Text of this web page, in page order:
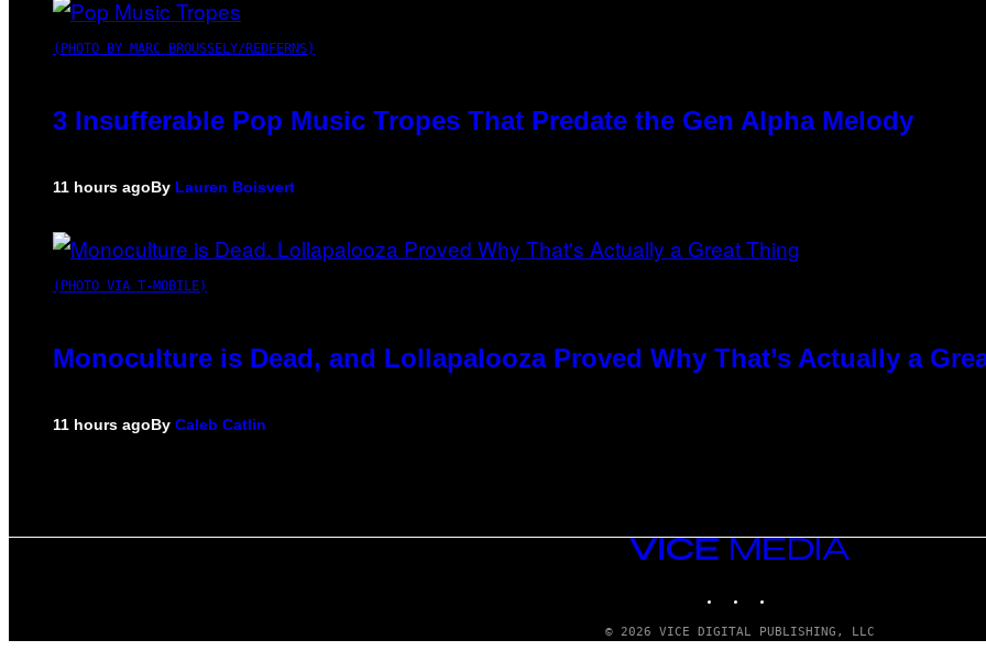
(PHOTO BY MARC BROUSSELY/REDFERNS)
3 Insufferable Pop Music Tropes That Predate the Gen Alpha Melody
11 hours agoBy Lauren Boisvert
(PHOTO VIA T-MOBILE)
Monoculture is Dead, and Lollapalooza Proved Why That’s Actually a
11 hours agoBy Caleb Catlin
VICE
MEDIA
© 2026 VICE DIGITAL PUBLISHING, LLC